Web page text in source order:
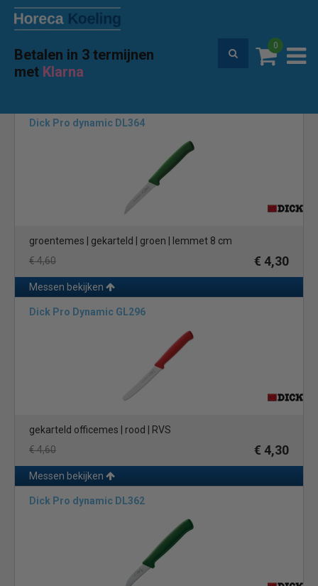
Betalen in 3 termijnen
met Klarna
0
Premium service en garantie
Home Merken
Dick Pro dynamic DL364
groentemes | gekarteld | groen | lemmet 8 cm
€ 4,60
€ 4,30
Messen bekijken
Dick Pro Dynamic GL296
gekarteld officemes | rood | RVS
€ 4,60
€ 4,30
Messen bekijken
Dick Pro dynamic DL362